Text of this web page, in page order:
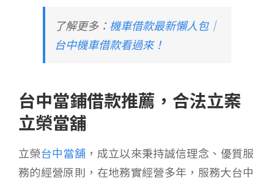
了解更多： 機車借款最新懶人包｜
台中機車借款看過來！
台中當鋪借款推薦，合法立案
立榮當舖
立榮台中當舖 ，成立以來秉持誠信理念、優質服
務的經營原則，在地務實經營多年，服務大台中